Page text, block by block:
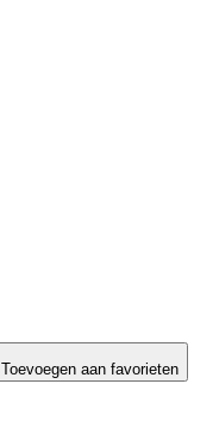
Toevoegen aan favorieten